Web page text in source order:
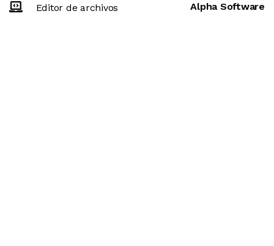
Editor de archivos Alpha Software